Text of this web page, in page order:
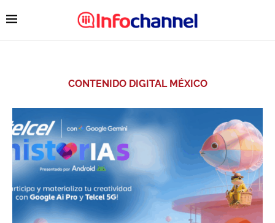
CONTENIDO DIGITAL MÉXICO